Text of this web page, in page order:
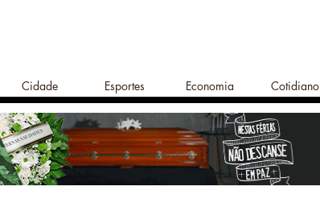
Cidade Esportes Economia Cotidiano